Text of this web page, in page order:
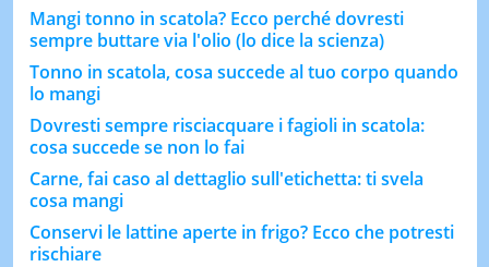
Mangi tonno in scatola? Ecco perché dovresti
sempre buttare via l'olio (lo dice la scienza)
Tonno in scatola, cosa succede al tuo corpo quando
lo mangi
Dovresti sempre risciacquare i fagioli in scatola:
cosa succede se non lo fai
Carne, fai caso al dettaglio sull'etichetta: ti svela
cosa mangi
Conservi le lattine aperte in frigo? Ecco che potresti
rischiare